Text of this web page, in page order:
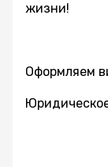
жизни!
Оформляем